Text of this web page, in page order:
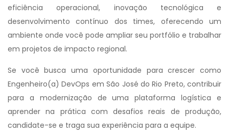
eficiência operacional, inovação tecnológica e
desenvolvimento contínuo dos times, oferecendo um
ambiente onde você pode ampliar seu portfólio e trabalhar
em projetos de impacto regional.
Se você busca uma oportunidade para crescer como
Engenheiro(a) DevOps em São José do Rio Preto, contribuir
para a modernização de uma plataforma logística e
aprender na prática com desafios reais de produção,
candidate-se e traga sua experiência para a equipe.